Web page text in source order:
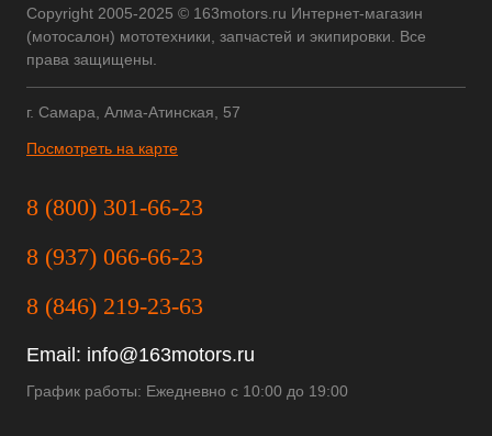
Copyright 2005-2025 © 163motors.ru Интернет-магазин
(мотосалон) мототехники, запчастей и экипировки. Все
права защищены.
г. Самара, Алма-Атинская, 57
Посмотреть на карте
8 (800) 301-66-23
8 (937) 066-66-23
8 (846) 219-23-63
Email: info@163motors.ru
График работы: Ежедневно с 10:00 до 19:00